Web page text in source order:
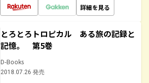
詳細を見る
とろとろトロピカル ある旅の記録と
記憶。 第5巻
D-Books
2018.07.26 発売